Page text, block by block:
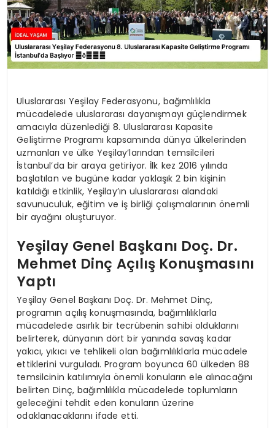
Uluslararası Yeşilay Federasyonu, bağımlılıkla
mücadelede uluslararası dayanışmayı güçlendirmek
amacıyla düzenlediği 8. Uluslararası Kapasite
Geliştirme Programı kapsamında dünya ülkelerinden
uzmanları ve ülke Yeşilay’larından temsilcileri
İstanbul’da bir araya getiriyor. İlk kez 2016 yılında
başlatılan ve bugüne kadar yaklaşık 2 bin kişinin
katıldığı etkinlik, Yeşilay’ın uluslararası alandaki
savunuculuk, eğitim ve iş birliği çalışmalarının önemli
bir ayağını oluşturuyor.
Yeşilay Genel Başkanı Doç. Dr.
Mehmet Dinç Açılış Konuşmasını
Yaptı
Yeşilay Genel Başkanı Doç. Dr. Mehmet Dinç,
programın açılış konuşmasında, bağımlılıklarla
mücadelede asırlık bir tecrübenin sahibi olduklarını
belirterek, dünyanın dört bir yanında savaş kadar
yakıcı, yıkıcı ve tehlikeli olan bağımlılıklarla mücadele
ettiklerini vurguladı. Program boyunca 60 ülkeden 88
temsilcinin katılımıyla önemli konuların ele alınacağını
belirten Dinç, bağımlılıkla mücadelede toplumların
geleceğini tehdit eden konuların üzerine
odaklanacaklarını ifade etti.